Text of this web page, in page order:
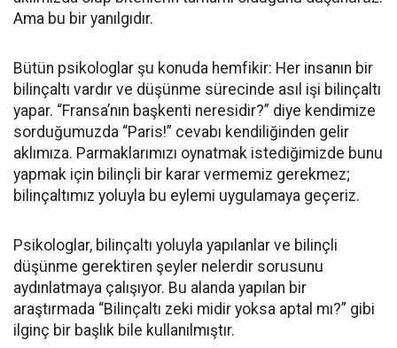
Ama bu bir yanılgıdır.
Bütün psikologlar şu konuda hemfikir: Her insanın bir
bilinçaltı vardır ve düşünme sürecinde asıl işi bilinçaltı
yapar. “Fransa’nın başkenti neresidir?” diye kendimize
sorduğumuzda “Paris!” cevabı kendiliğinden gelir
aklımıza. Parmaklarımızı oynatmak istediğimizde bunu
yapmak için bilinçli bir karar vermemiz gerekmez;
bilinçaltımız yoluyla bu eylemi uygulamaya geçeriz.
Psikologlar, bilinçaltı yoluyla yapılanlar ve bilinçli
düşünme gerektiren şeyler nelerdir sorusunu
aydınlatmaya çalışıyor. Bu alanda yapılan bir
araştırmada “Bilinçaltı zeki midir yoksa aptal mı?” gibi
ilginç bir başlık bile kullanılmıştır.